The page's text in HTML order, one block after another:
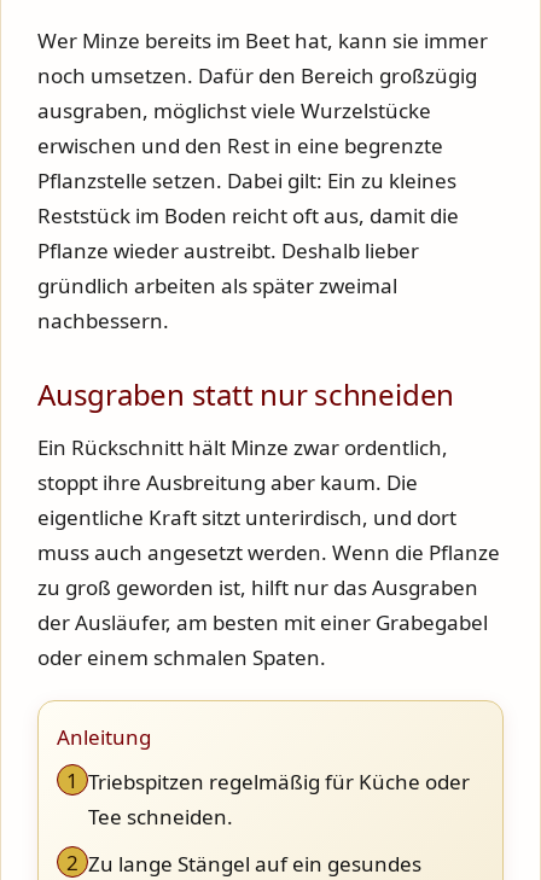
Wer Minze bereits im Beet hat, kann sie immer
noch umsetzen. Dafür den Bereich großzügig
ausgraben, möglichst viele Wurzelstücke
erwischen und den Rest in eine begrenzte
Pflanzstelle setzen. Dabei gilt: Ein zu kleines
Reststück im Boden reicht oft aus, damit die
Pflanze wieder austreibt. Deshalb lieber
gründlich arbeiten als später zweimal
nachbessern.
Ausgraben statt nur schneiden
Ein Rückschnitt hält Minze zwar ordentlich,
stoppt ihre Ausbreitung aber kaum. Die
eigentliche Kraft sitzt unterirdisch, und dort
muss auch angesetzt werden. Wenn die Pflanze
zu groß geworden ist, hilft nur das Ausgraben
der Ausläufer, am besten mit einer Grabegabel
oder einem schmalen Spaten.
Anleitung
1 Triebspitzen regelmäßig für Küche oder
Tee schneiden.
2 Zu lange Stängel auf ein gesundes